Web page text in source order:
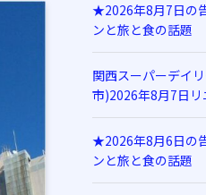
★2026年8月7日の
ンと旅と食の話題
関西スーパーデイ
市)2026年8月7日リ
★2026年8月6日の
ンと旅と食の話題